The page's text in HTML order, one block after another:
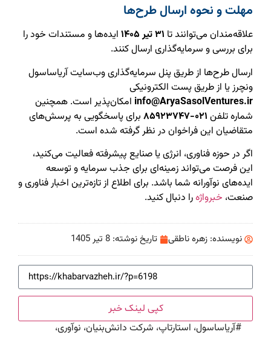
مهلت و نحوه ارسال طرح‌ها
علاقه‌مندان می‌توانند تا ۳۱ تیر ۱۴۰۵
ایده‌ها و مستندات خود را
برای بررسی و سرمایه‌گذاری ارسال کنند.
ارسال طرح‌ها از طریق پنل سرمایه‌گذاری وب‌سایت آریاساسول
ونچرز یا از طریق پست الکترونیکی
info@AryaSasolVentures.ir امکان‌پذیر است. همچنین
شماره تلفن ۰۲۱-۸۵۹۲۳۷۴۷
برای پاسخگویی به پرسش‌های
متقاضیان این فراخوان در نظر گرفته شده است.
اگر در حوزه فناوری، انرژی یا صنایع پیشرفته فعالیت می‌کنید،
این فرصت می‌تواند زمینه‌ای برای جذب سرمایه و توسعه
ایده‌های نوآورانه شما باشد. برای اطلاع از تازه‌ترین اخبار فناوری و
صنعت، خبرواژهرا دنبال کنید.
نویسنده: زهره ناطقی تاریخ نوشته: 8 تیر 1405
کپی لینک خبر
#آریاساسول، استارتاپ، شرکت دانش‌بنیان، نوآوری،